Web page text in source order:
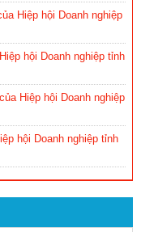
Hiệp hội Doanh nghiệp
hội Doanh nghiệp tỉnh
Hiệp hội Doanh nghiệp
hội Doanh nghiệp tỉnh